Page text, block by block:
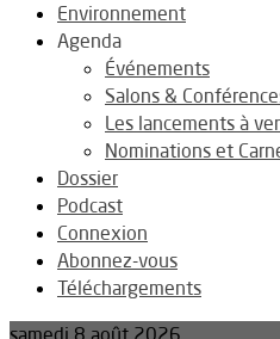
Environnement
Agenda
Événements
Salons &
Les lancements à
Nominations et
Dossier
Podcast
Connexion
Abonnez-vous
Téléchargements
samedi 8 août 2026